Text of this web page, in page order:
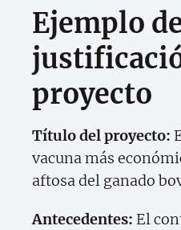
Ejemplo
proyecto
Título del proyecto:
vacuna más
aftosa del ganado
Antecedentes: El